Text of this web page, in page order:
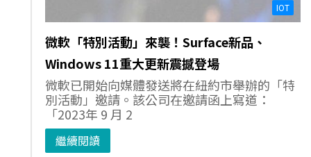
IOT
微軟「特別活動」來襲！Surface新品、
Windows 11重大更新震撼登場
微軟已開始向媒體發送將在紐約市舉辦的「特
別活動」邀請。該公司在邀請函上寫道：
「2023年 9 月 2
繼續閱讀